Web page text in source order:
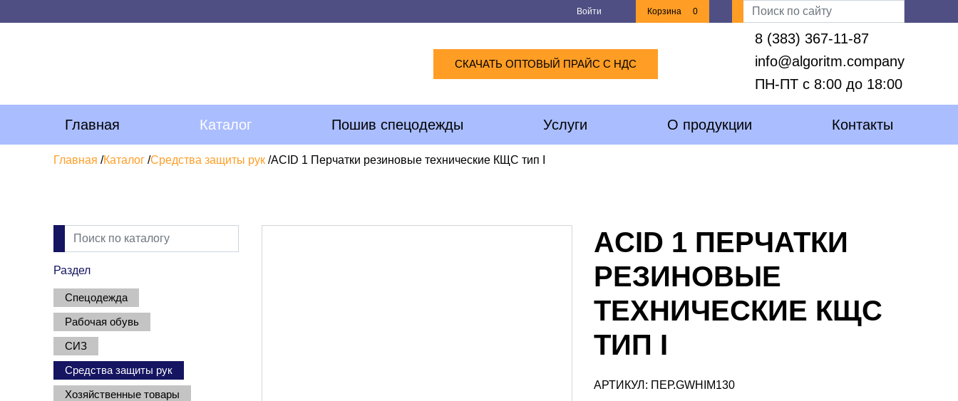
Войти Корзина 0
СКАЧАТЬ ОПТОВЫЙ ПРАЙС С НДС
8 (383) 367-11-87
info@algoritm.company
ПН-ПТ с 8:00 до 18:00
Главная Каталог Пошив спецодежды Услуги О продукции Контакты
Главная /Каталог /Средства защиты рук /ACID 1 Перчатки резиновые технические КЩС тип I
ACID 1 ПЕРЧАТКИ
РЕЗИНОВЫЕ
ТЕХНИЧЕСКИЕ КЩС
ТИП I
АРТИКУЛ: ПЕР.GWHIM130
Раздел
Спецодежда
Рабочая обувь
СИЗ
Средства защиты рук
Хозяйственные товары